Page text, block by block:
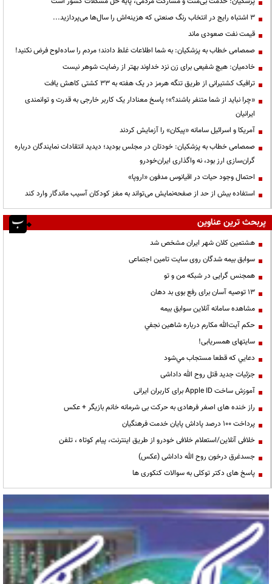
3 اشتباه رایج در انتخاب رنگ صنعتی که هزینه‌اش را سال‌ها می‌پردازید...
قیمت نفت صعودی ماند
صمصامی خطاب به پزشکیان: به شما اطلاعات غلط دادند؛ مردم را ساده‌لوح فرض نکنید!
خادمیان: هیچ شفیعی برای زن نزد خداوند بهتر از رضایت شوهر نیست
ترافیک کشتیرانی از طریق تنگه هرمز در یک هفته به ۳۳ کشتی کاهش یافت
«چرا نباید از شما متنفر باشند؟»؛ پاسخ معنادار یک کاربر خارجی به قدرت و توانمندی
ایرانیان
آمریکا و اسرائیل سامانه «پیکان» را آزمایش کردند
صمصامی خطاب به پزشکیان: خودتان در مجلس بودید؛ دیدید انتقادات نمایندگان درباره
گران‌سازی ارز بود، نه واگذاری ایران‌خودرو
احتمال وجود حیات در اقیانوس مدفون «اروپا»
استفاده بیش از حد از صفحه‌نمایش می‌تواند به مغز کودکان آسیب ماندگار وارد کند
پربحث ترین عناوین
هشتمین کلان شهر ایران مشخص شد
سوابق بیمه شدگان روی سایت تامین اجتماعی
همجنس گرایی در شبکه من و تو
13 توصیه آسان برای رفع بوی بد دهان
مشاهده سامانه آنلاين سوابق بیمه
حكم آيت‌الله مكارم درباره شاهين نجفي
سایتهای همسریابی!
دعايي كه قطعا مستجاب مي‌شود
جزئیات جدید قتل روح الله داداشی
آموزش ساخت Apple ID برای کاربران ایرانی
راز خنده های اصغر فرهادی به حرکت بی شرمانه خانم بازیگر + عکس
پرداخت ۱۰۰ درصد پاداش پایان خدمت فرهنگیان
خلافی آنلاین/استعلام خلافی خودرو از طریق اینترنت، پیام کوتاه ، تلفن
جسدغرق درخون روح الله داداشی (عکس)
پاسخ های دکتر توکلی به سوالات کنکوری ها